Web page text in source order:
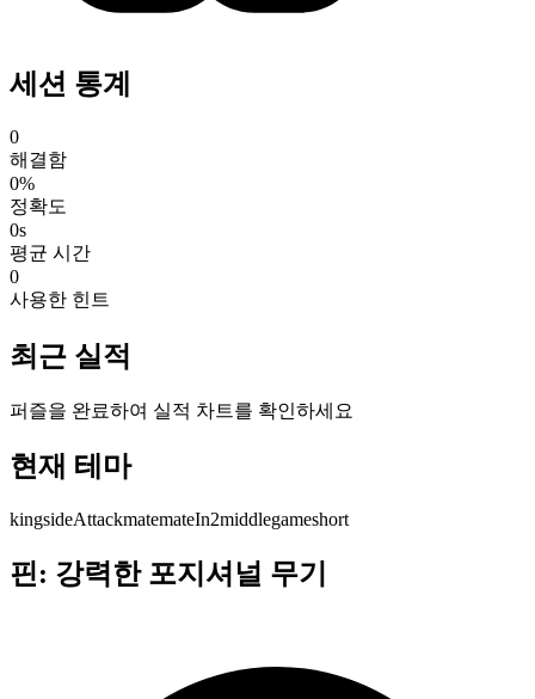
세션 통계
0
해결함
0%
정확도
0s
평균 시간
0
사용한 힌트
최근 실적
퍼즐을 완료하여 실적 차트를 확인하세요
현재 테마
kingsideAttackmatemateIn2middlegameshort
핀: 강력한 포지셔널 무기